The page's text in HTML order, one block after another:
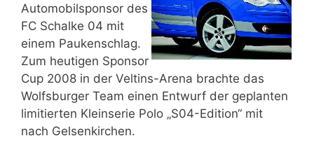
Automobilsponsor des
FC Schalke 04 mit
einem Paukenschlag.
Zum heutigen Sponsor
Cup 2008 in der Veltins-Arena brachte das
Wolfsburger Team einen Entwurf der geplanten
limitierten Kleinserie Polo „S04-Edition“ mit
nach Gelsenkirchen.